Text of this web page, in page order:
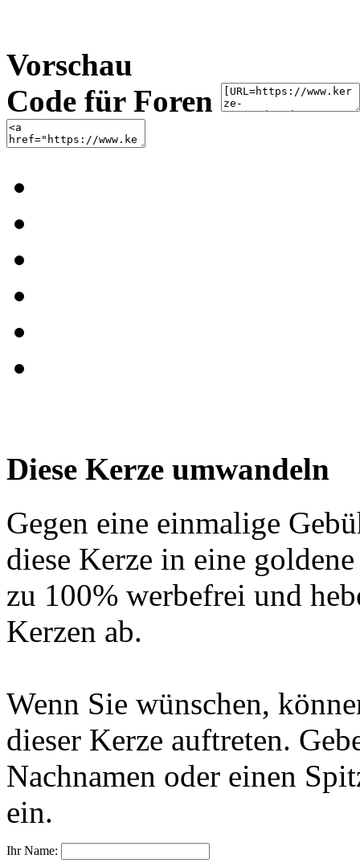
Vorschau
Code für Foren
Diese Kerze umwandeln
Gegen eine einmalige
diese Kerze in eine
zu 100% werbefrei und
Kerzen ab.
Wenn Sie wünschen,
dieser Kerze auftreten.
Nachnamen oder einen
ein.
Ihr Name: